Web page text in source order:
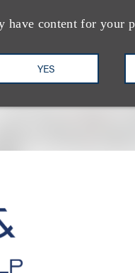
have content for your
YES